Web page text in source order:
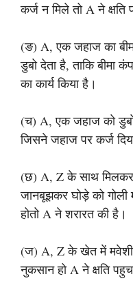
कर्ज न मिले तो A ने क्षति
(ङ) A, एक जहाज का
डुबो देता है, ताकि बीमा
का कार्य किया है।
(च) A, एक जहाज को
जिसने जहाज पर कर्ज
(छ) A, Z के साथ
जानबूझकर घोड़े को गोली
होतो A ने शरारत की है।
(ज) A, Z के खेत में मवेशी
नुकसान हो A ने क्षति